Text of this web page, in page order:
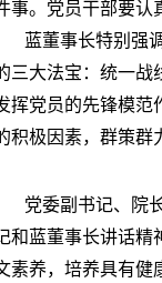
事。党员干部要认
蓝董事长特别强
三大法宝：统一战
挥党员的先锋模范
积极因素，群策群
党委副书记、院
和蓝董事长讲话精
素养，培养具有健